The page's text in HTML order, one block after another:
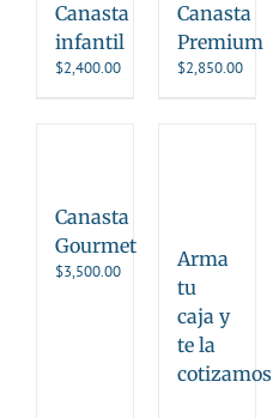
Canasta
infantil
$2,400.00
Canasta
Premium
$2,850.00
Canasta
Gourmet
$3,500.00
Arma
tu
caja y
te la
cotizamos